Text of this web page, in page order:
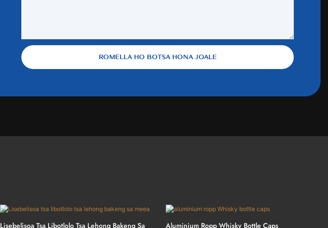
ROMELLA HO BOTSA HONA JOALE
Lisebelisoa Tsa Libotlolo Tsa Lehong Bakeng Sa
Aluminium Ropp Whisky Bottle Caps